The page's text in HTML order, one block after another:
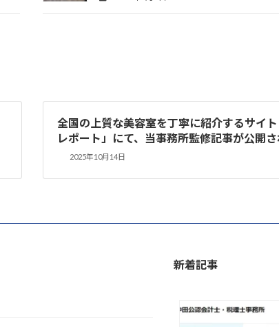
全国の上質な美容室を丁寧に紹介するサイ
レポート」にて、当事務所監修記事が公開さ
2025年10月14日
新着記事